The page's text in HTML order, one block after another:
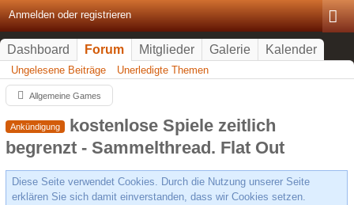
Anmelden oder registrieren
Dashboard Forum Mitglieder Galerie Kalender
Ungelesene Beiträge Unerledigte Themen
Allgemeine Games
Ankündigung
kostenlose Spiele zeitlich
begrenzt - Sammelthread. Flat Out
Diese Seite verwendet Cookies. Durch die Nutzung unserer Seite
erklären Sie sich damit einverstanden, dass wir Cookies setzen.